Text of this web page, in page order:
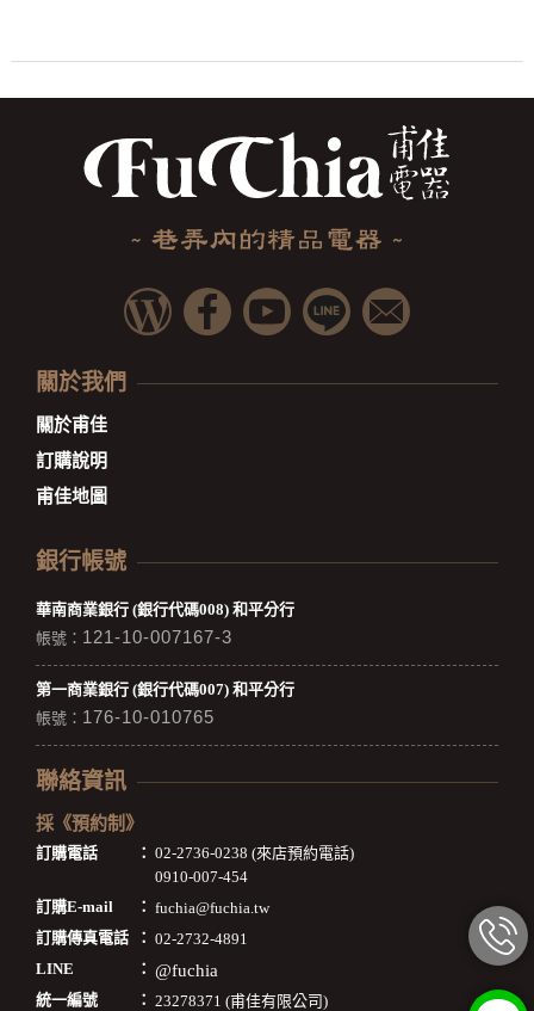
關於我們
關於甫佳
訂購說明
甫佳地圖
銀行帳號
華南商業銀行 (銀行代碼008) 和平分行
帳號： 121-10-007167-3
第一商業銀行 (銀行代碼007) 和平分行
帳號： 176-10-010765
聯絡資訊
採《預約制》
訂購電話 ： 02-2736-0238 (來店預約電話)
0910-007-454
訂購E-mail
： fuchia@fuchia.tw
訂購傳真電話
： 02-2732-4891
LINE
： @fuchia
統一編號 ： 23278371 (甫佳有限公司)